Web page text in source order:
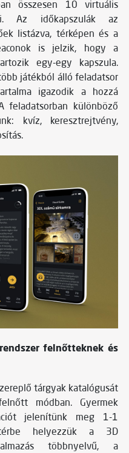
összesen 10 virtuális
Az időkapszulák az
listázva, térképen és a
is jelzik, hogy a
egy-egy kapszula.
játékból álló feladatsor
igazodik a hozzá
feladatsorban különböző
kvíz, keresztrejtvény,
felnőtteknek és
tárgyak katalógusát
módban. Gyermek
jelenítünk meg 1-1
helyezzük a 3D
többnyelvű, a